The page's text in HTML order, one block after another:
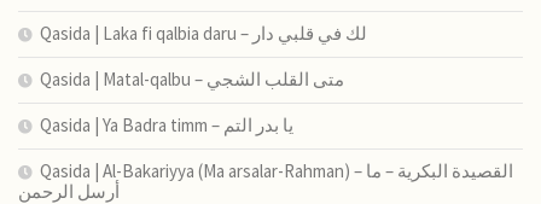
Qasida | Laka fi qalbia daru – لك في قلبي دار
Qasida | Matal-qalbu – متى القلب الشجي
Qasida | Ya Badra timm – يا بدر التم
Qasida | Al-Bakariyya (Ma arsalar-Rahman) – القصيدة البكرية – ما
أرسل الرحمن